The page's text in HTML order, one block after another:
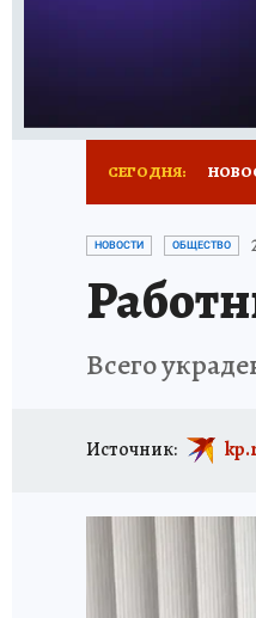
СЕГОДНЯ:
НОВОСТИ ОБЩЕСТВО
Всего
Источник: